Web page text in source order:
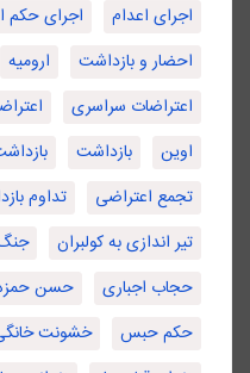
اجرای اعدام اجرای حکم
احضار و بازداشت
ارومیه
اعتراضات سراسری
اوین
بازداشت
تجمع اعتراضی
تداوم
تیر اندازی به کولبران
حجاب اجباری
حسن حمزه
حکم حبس
خشونت